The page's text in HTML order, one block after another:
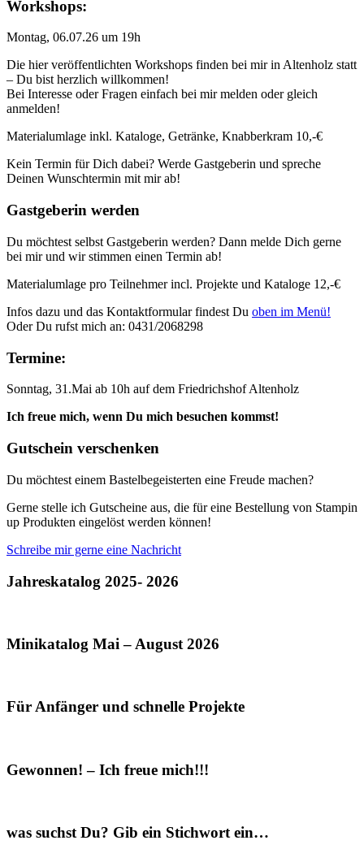
Workshops:
Montag, 06.07.26 um 19h
Die hier veröffentlichten Workshops finden bei mir in Altenholz statt
– Du bist herzlich willkommen!
Bei Interesse oder Fragen einfach bei mir melden oder gleich
anmelden!
Materialumlage inkl. Kataloge, Getränke, Knabberkram 10,-€
Kein Termin für Dich dabei? Werde Gastgeberin und spreche
Deinen Wunschtermin mit mir ab!
Gastgeberin werden
Du möchtest selbst Gastgeberin werden? Dann melde Dich gerne
bei mir und wir stimmen einen Termin ab!
Materialumlage pro Teilnehmer incl. Projekte und Kataloge 12,-€
Infos dazu und das Kontaktformular findest Du oben im Menü!
Oder Du rufst mich an: 0431/2068298
Termine:
Sonntag, 31.Mai ab 10h auf dem Friedrichshof Altenholz
Ich freue mich, wenn Du mich besuchen kommst!
Gutschein verschenken
Du möchtest einem Bastelbegeisterten eine Freude machen?
Gerne stelle ich Gutscheine aus, die für eine Bestellung von Stampin
up Produkten eingelöst werden können!
Schreibe mir gerne eine Nachricht
Jahreskatalog 2025- 2026
Minikatalog Mai – August 2026
Für Anfänger und schnelle Projekte
Gewonnen! – Ich freue mich!!!
was suchst Du? Gib ein Stichwort ein…